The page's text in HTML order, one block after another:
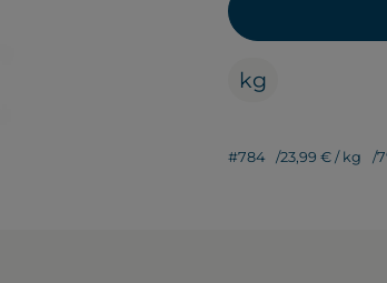
kg
#784 23,99 € / kg